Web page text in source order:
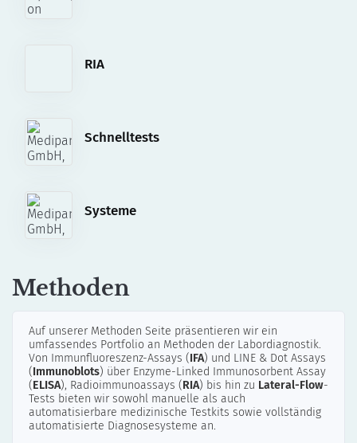
RIA
Schnelltests
Systeme
Methoden
Auf unserer Methoden Seite präsentieren wir ein
umfassendes Portfolio an Methoden der Labordiagnostik.
Von Immunfluoreszenz-Assays (IFA) und LINE & Dot Assays
(Immunoblots) über Enzyme-Linked Immunosorbent Assay
(ELISA), Radioimmunoassays (RIA) bis hin zu Lateral-Flow-
Tests bieten wir sowohl manuelle als auch
automatisierbare medizinische Testkits sowie vollständig
automatisierte Diagnosesysteme an.